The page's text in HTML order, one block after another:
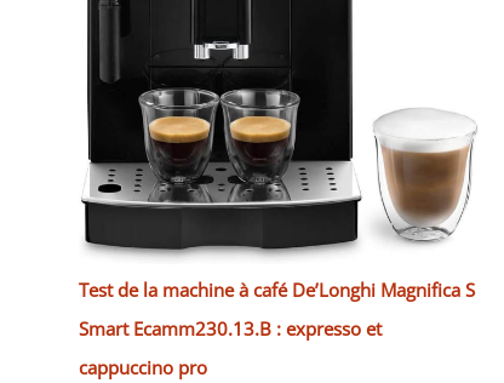
Test de la machine à café De’Longhi Magnifica S
Smart Ecamm230.13.B : expresso et
cappuccino pro